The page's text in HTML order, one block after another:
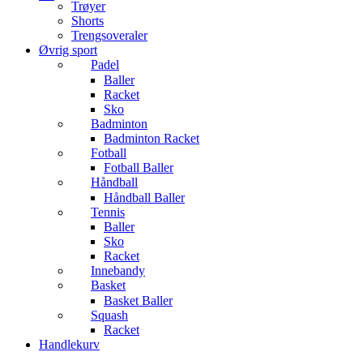
Trøyer
Shorts
Trengsoveraler
Øvrig sport
Padel
Baller
Racket
Sko
Badminton
Badminton Racket
Fotball
Fotball Baller
Håndball
Håndball Baller
Tennis
Baller
Sko
Racket
Innebandy
Basket
Basket Baller
Squash
Racket
Handlekurv